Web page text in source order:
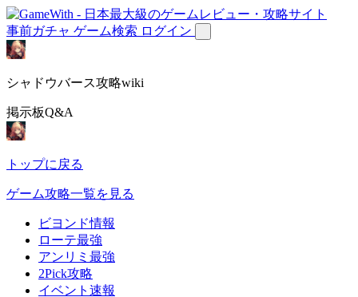
事前ガチャ ゲーム検索 ログイン
シャドウバース攻略wiki
掲示板Q&A
トップに戻る
ゲーム攻略一覧を見る
ビヨンド情報
ローテ最強
アンリミ最強
2Pick攻略
イベント速報